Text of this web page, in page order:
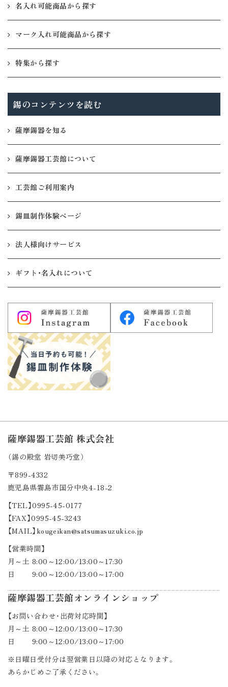
名入れ可能商品から探す
マーク入れ可能商品から探す
特集から探す
錫のコンテンツを読む
薩摩錫器を知る
薩摩錫器工芸館について
工芸館ご利用案内
錫皿制作体験ページ
法人様向けサービス
ギフト・名入れについて
薩摩錫器工芸館 株式会社
（錫の殿堂 岩切美巧堂）
〒899-4332
鹿児島県霧島市国分中央4-18-2
【TEL】0995-45-0177
【FAX】0995-45-3243
【MAIL】kougeikan@satsumasuzuki.co.jp
【営業時間】
月～土 8:00～12:00/13:00～17:30
日 9:00～12:00/13:00～17:00
薩摩錫器工芸館オンラインショップ
【お問い合わせ・出荷対応時間】
月～土 8:00～12:00/13:00～17:30
日 9:00～12:00/13:00～17:00
※日曜日受付分は翌営業日以降の対応となります。
あらかじめご了承ください。